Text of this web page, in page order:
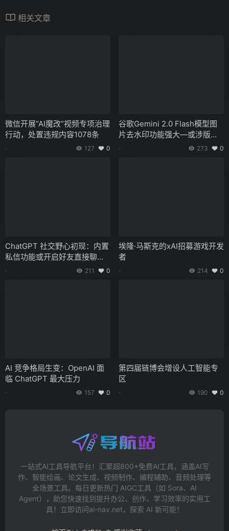
相关文章
微信开展“AI魔改”视频专项治理
行动，处置违规内容1078条
127 0
谷歌Gemini 2.0 Flash模型图
片去水印功能强大—或涉版权
273 0
ChatGPT 社交野心初现：内置
私信功能或开启好友直接聊天
211 0
埃隆·马斯克的xAI招募游戏开发
者
214 0
AI 竞争格局生变：OpenAI 面
临 ChatGPT 最大压力
157 0
第四届链博会增设人工智能专
区
190 0
一站式AI工具导航平台！汇聚超800+免费AI工具，涵盖AI写
作、智能绘画、论文生成、视频制作、编程辅助、音频处理等
全场景工具。每日更新热门 AIGC工具（如 Sora、AI
Agent），助您快速找到提升办公、创作、学习效率的实用工
具！立即访问ai-nav.net，探索 AI 新可能！